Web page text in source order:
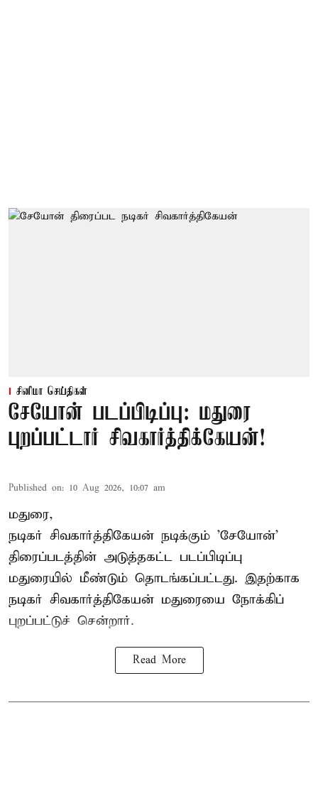
சினிமா செய்திகள்
சேயோன் படப்பிடிப்பு: மதுரை
புறப்பட்டார் சிவகார்த்திக்கேயன்!
Published on: 10 Aug 2026, 10:07 am
மதுரை,
நடிகர் சிவகார்த்திகேயன் நடிக்கும் 'சேயோன்'
திரைப்படத்தின் அடுத்தகட்ட படப்பிடிப்பு
மதுரையில் மீண்டும் தொடங்கப்பட்டது. இதற்காக
நடிகர் சிவகார்த்திகேயன் மதுரையை நோக்கிப்
புறப்பட்டுச் சென்றார்.
Read More